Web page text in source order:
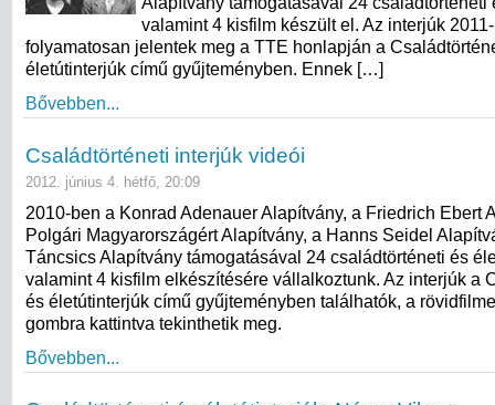
valamint 4 kisfilm készült el. Az interjúk
folyamatosan jelentek meg a TTE honlapján a
életútinterjúk című gyűjteményben. Ennek […]
Bővebben...
Családtörténeti interjúk videói
2012. június 4. hétfő, 20:09
2010-ben a Konrad Adenauer Alapítvány, a Friedrich Ebert
Polgári Magyarországért Alapítvány, a Hanns Seidel
Táncsics Alapítvány támogatásával 24 családtörténeti és
valamint 4 kisfilm elkészítésére vállalkoztunk. Az interjúk a
és életútinterjúk című gyűjteményben találhatók, a
gombra kattintva tekinthetik meg.
Bővebben...